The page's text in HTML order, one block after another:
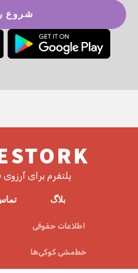
شروع
پلتفرم برای
بلاگ
اطلاعات حقوقی
خط‌مشی کوکی‌ها